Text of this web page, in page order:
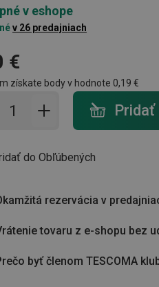
v eshope
v 26 predajniach
€
získate body v hodnote 0,19 €
Pridať do košíka - počet
Pridať
do Obľúbených
rezervácia v
tovaru z e-shopu bez
byť členom TESCOMA